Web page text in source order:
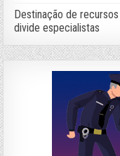
Destinação de
divide especialistas